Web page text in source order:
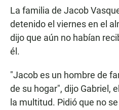
La familia de Jacob
detenido el viernes en el
dijo que aún no habían
él.
"Jacob es un hombre de
de su hogar", dijo Gabriel,
la multitud. Pidió que no